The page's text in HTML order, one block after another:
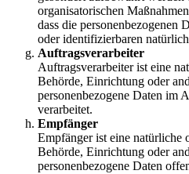
organisatorischen
dass die personenbezogenen
oder identifizierbaren
Auftragsverarbeiter
Auftragsverarbeiter ist eine
Behörde, Einrichtung oder
personenbezogene Daten im
verarbeitet.
Empfänger
Empfänger ist eine natürliche
Behörde, Einrichtung oder
personenbezogene Daten